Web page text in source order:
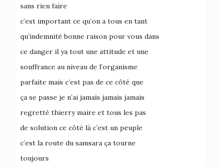
sans rien faire
c’est important ce qu’on a tous en tant
qu’indemnité bonne raison pour vous dans
ce danger il ya tout une attitude et une
souffrance au niveau de l’organisme
parfaite mais c’est pas de ce côté que
ça se passe je n’ai jamais jamais jamais
regretté thierry maire et tous les pas
de solution ce côté là c’est un peuple
c’est la route du samsara ça tourne
toujours